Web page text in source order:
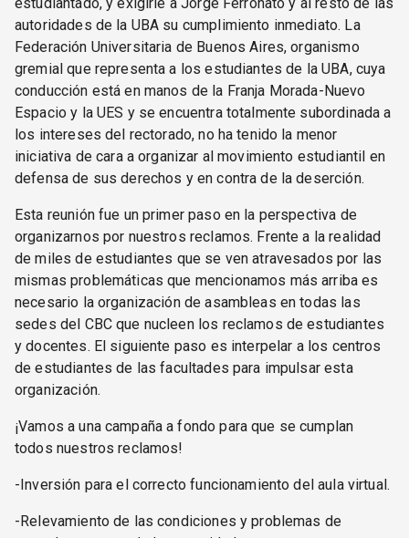
autoridades de la UBA su cumplimiento inmediato. La
Federación Universitaria de Buenos Aires, organismo
gremial que representa a los estudiantes de la UBA, cuya
conducción está en manos de la Franja Morada-Nuevo
Espacio y la UES y se encuentra totalmente subordinada a
los intereses del rectorado, no ha tenido la menor
iniciativa de cara a organizar al movimiento estudiantil en
defensa de sus derechos y en contra de la deserción.
Esta reunión fue un primer paso en la perspectiva de
organizarnos por nuestros reclamos. Frente a la realidad
de miles de estudiantes que se ven atravesados por las
mismas problemáticas que mencionamos más arriba es
necesario la organización de asambleas en todas las
sedes del CBC que nucleen los reclamos de estudiantes
y docentes. El siguiente paso es interpelar a los centros
de estudiantes de las facultades para impulsar esta
organización.
¡Vamos a una campaña a fondo para que se cumplan
todos nuestros reclamos!
-Inversión para el correcto funcionamiento del aula virtual.
-Relevamiento de las condiciones y problemas de